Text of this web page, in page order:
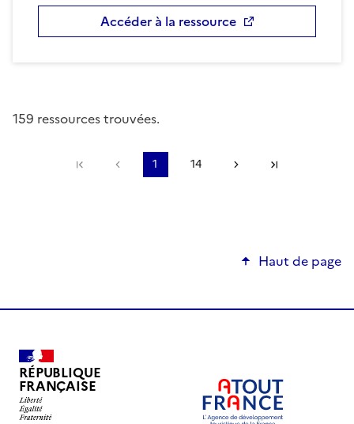
Accéder à la ressource
159 ressources trouvées.
Première pagePage précédente
1 14 Page suivante
Haut de page
RÉPUBLIQUE
FRANÇAISE